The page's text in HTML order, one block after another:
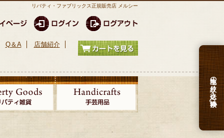
リバティ・ファブリックス正規販売店 メルシー
Q＆A 店舗紹介
生地の絞り込み検索